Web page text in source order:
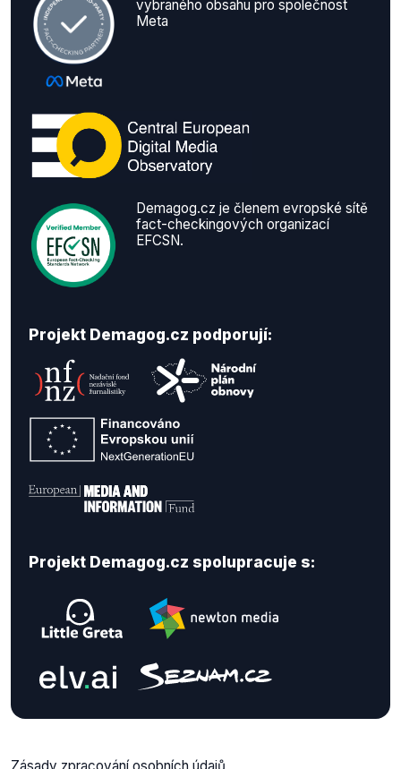
vybraného obsahu pro společnost
Meta
Demagog.cz je členem evropské sítě
fact-checkingových organizací
EFCSN.
Projekt Demagog.cz podporují:
Projekt Demagog.cz spolupracuje s: